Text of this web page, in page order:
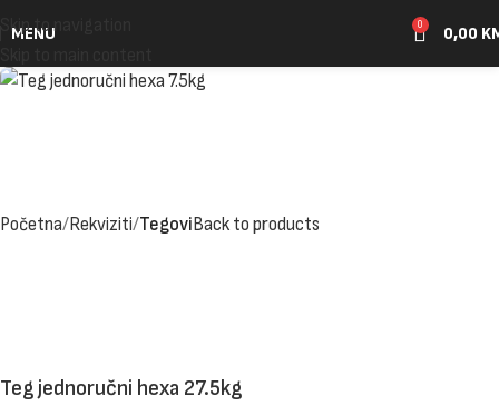
Skip to navigation
MENU 0 0,00
Početna Rekviziti TegoviBack to products
Teg jednoručni hexa 27.5kg